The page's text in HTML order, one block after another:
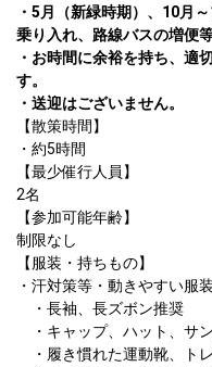
・5月（新緑時期）、10月
乗り入れ、路線バスの増便
・お時間に余裕を持ち、適
す。
・送迎はございません。
【散策時間】
・約5時間
【最少催行人員】
2名
【参加可能年齢】
制限なし
【服装・持ちもの】
・汗対策等・動きやすい服
・長袖、長ズボン推奨
・キャップ、ハット、サ
・履き慣れた運動靴、ト